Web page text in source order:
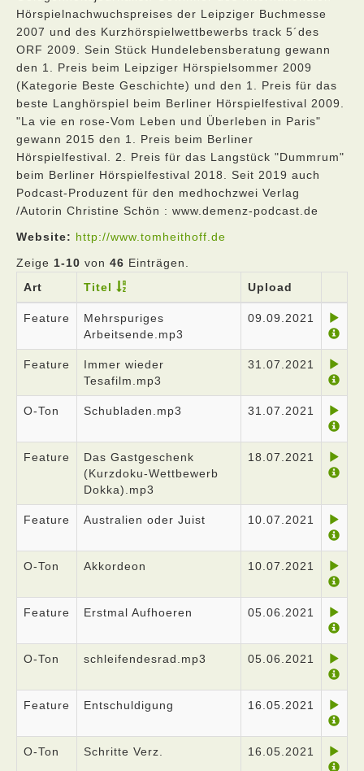
Hörspielnachwuchspreises der Leipziger Buchmesse
2007 und des Kurzhörspielwettbewerbs track 5´des
ORF 2009. Sein Stück Hundelebensberatung gewann
den 1. Preis beim Leipziger Hörspielsommer 2009
(Kategorie Beste Geschichte) und den 1. Preis für das
beste Langhörspiel beim Berliner Hörspielfestival 2009.
"La vie en rose-Vom Leben und Überleben in Paris"
gewann 2015 den 1. Preis beim Berliner
Hörspielfestival. 2. Preis für das Langstück "Dummrum"
beim Berliner Hörspielfestival 2018. Seit 2019 auch
Podcast-Produzent für den medhochzwei Verlag
/Autorin Christine Schön : www.demenz-podcast.de
Website: http://www.tomheithoff.de
Zeige 1-10 von 46 Einträgen.
Art
Titel Upload
Feature
Mehrspuriges
Arbeitsende.mp3
09.09.2021
Feature
Immer wieder
Tesafilm.mp3
31.07.2021
O-Ton Schubladen.mp3 31.07.2021
Feature
Das Gastgeschenk
(Kurzdoku-Wettbewerb
Dokka).mp3
18.07.2021
Feature Australien oder Juist 10.07.2021
O-Ton Akkordeon 10.07.2021
Feature Erstmal Aufhoeren 05.06.2021
O-Ton schleifendesrad.mp3 05.06.2021
Feature Entschuldigung 16.05.2021
O-Ton Schritte Verz. 16.05.2021